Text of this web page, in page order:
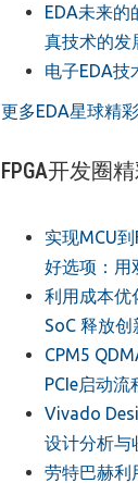
EDA未来的
真技术的发
电子EDA技
更多EDA星球精
FPGA开发圈
实现MCU到
好选项：用
利用成本优
SoC 释放创
CPM5
PCIe启动流
Vivado
设计分析与
劳特巴赫利